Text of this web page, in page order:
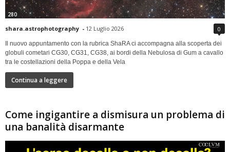
280
shara.astrophotography - 12 Luglio 2026 0
Il nuovo appuntamento con la rubrica ShaRA ci accompagna alla scoperta dei
globuli cometari CG30, CG31, CG38, ai bordi della Nebulosa di Gum a cavallo
tra le costellazioni della Poppa e della Vela
Continua a leggere
Come ingigantire a dismisura un problema di
una banalità disarmante